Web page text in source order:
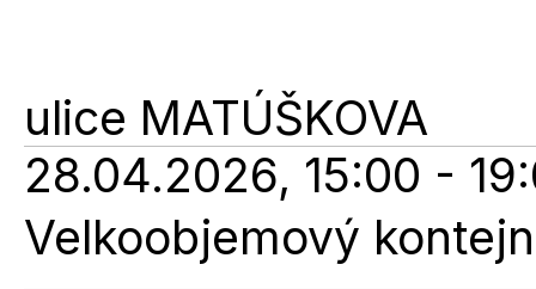
ulice MATÚŠKOVA
28.04.2026, 15:00 -
Velkoobjemový